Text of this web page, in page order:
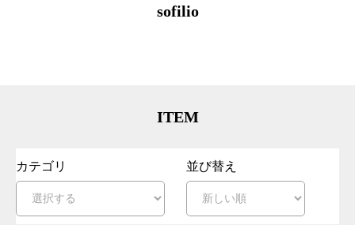
sofilio
ITEM
カテゴリ 並び替え